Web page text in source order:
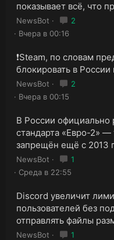
показывает всё, что
NewsBot
2
Вчера в 00:16
❗️Steam, по словам
блокировать в
NewsBot
2
Вчера в 00:15
В России официально
стандарта «Евро-2»
запрещён ещё с 2013
NewsBot
1
Среда в 22:55
Discord увеличит
пользователей без
отправлять файлы
NewsBot
1